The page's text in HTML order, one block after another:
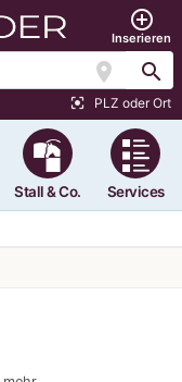
add_circle_outline
Inserieren
location_on search
center_focus_strong PLZ oder Ort
Stall & Co. Services